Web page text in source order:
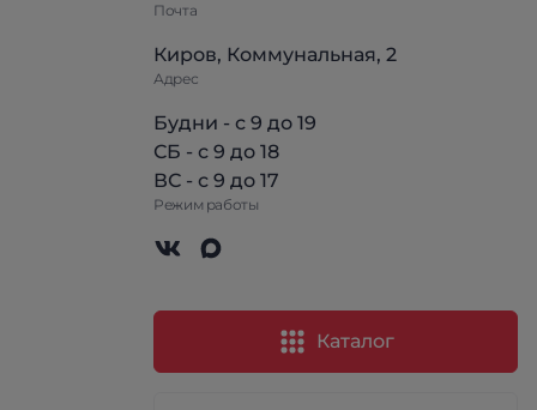
Почта
Киров, Коммунальная, 2
Адрес
Будни - с 9 до 19
СБ - с 9 до 18
ВС - с 9 до 17
Режим работы
Каталог